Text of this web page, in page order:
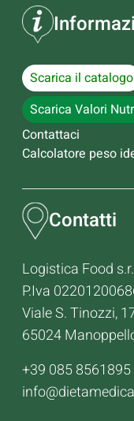
Scarica il catalogo
Scarica Valori
Contattaci
Calcolatore peso
Contatti
Logistica Food
P.Iva
Viale S. Tinozzi,
65024
+39 085 8561895